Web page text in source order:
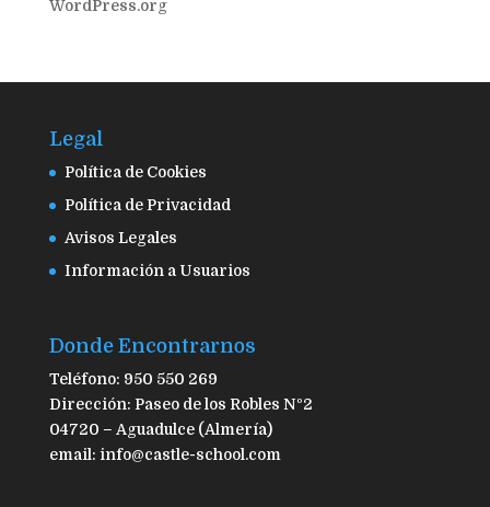
WordPress.org
Legal
Política de Cookies
Política de Privacidad
Avisos Legales
Información a Usuarios
Donde Encontrarnos
Teléfono: 950 550 269
Dirección: Paseo de los Robles Nº2
04720 – Aguadulce (Almería)
email: info@castle-school.com